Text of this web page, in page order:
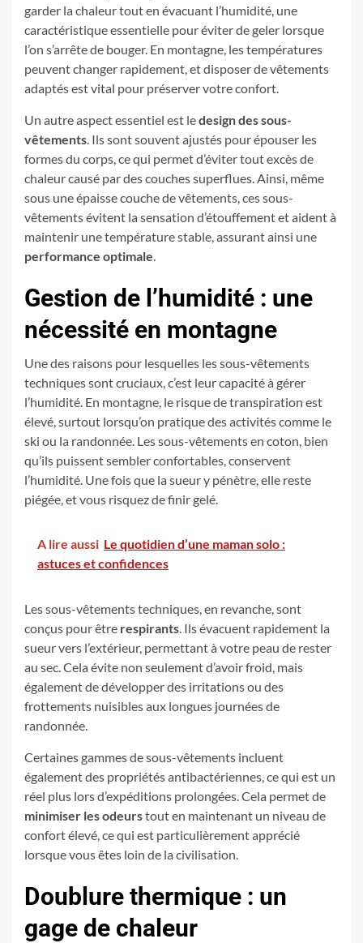
garder la chaleur tout en évacuant l’humidité, une
caractéristique essentielle pour éviter de geler lorsque
l’on s’arrête de bouger. En montagne, les températures
peuvent changer rapidement, et disposer de vêtements
adaptés est vital pour préserver votre confort.
Un autre aspect essentiel est ledesign des sous-
vêtements. Ils sont souvent ajustés pour épouser les
formes du corps, ce qui permet d’éviter tout excès de
chaleur causé par des couches superflues. Ainsi, même
sous une épaisse couche de vêtements, ces sous-
vêtements évitent la sensation d’étouffement et aident à
maintenir une température stable, assurant ainsi une
performance optimale.
Gestion de l’humidité : une
nécessité en montagne
Une des raisons pour lesquelles les sous-vêtements
techniques sont cruciaux, c’est leur capacité à gérer
l’humidité. En montagne, le risque de transpiration est
élevé, surtout lorsqu’on pratique des activités comme le
ski ou la randonnée. Les sous-vêtements en coton, bien
qu’ils puissent sembler confortables, conservent
l’humidité. Une fois que la sueur y pénètre, elle reste
piégée, et vous risquez de finir gelé.
A lire aussi Le quotidien d’une maman solo :
astuces et confidences
Les sous-vêtements techniques, en revanche, sont
conçus pour être respirants. Ils évacuent rapidement la
sueur vers l’extérieur, permettant à votre peau de rester
au sec. Cela évite non seulement d’avoir froid, mais
également de développer des irritations ou des
frottements nuisibles aux longues journées de
randonnée.
Certaines gammes de sous-vêtements incluent
également des propriétés antibactériennes, ce qui est un
réel plus lors d’expéditions prolongées. Cela permet de
minimiser les odeurstout en maintenant un niveau de
confort élevé, ce qui est particulièrement apprécié
lorsque vous êtes loin de la civilisation.
Doublure thermique : un
gage de chaleur